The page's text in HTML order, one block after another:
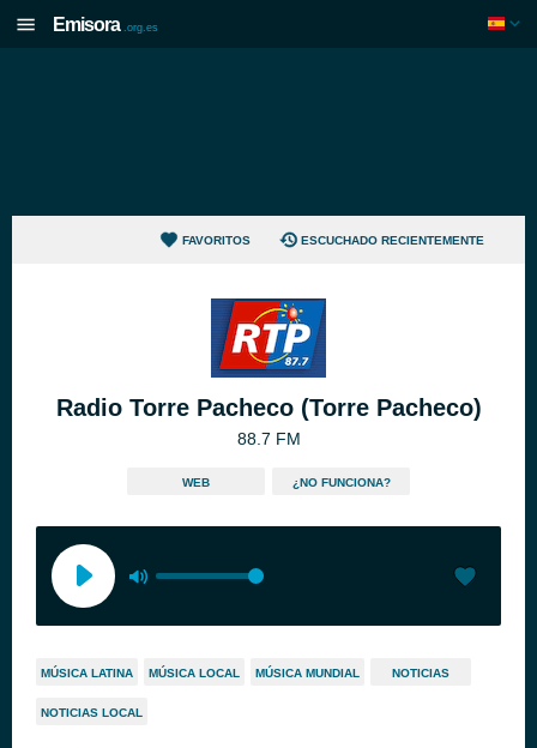
Emisora .org.es
FAVORITOS ESCUCHADO RECIENTEMENTE
Radio Torre Pacheco (Torre Pacheco)
88.7 FM
WEB ¿NO FUNCIONA?
MÚSICA LATINA MÚSICA LOCAL MÚSICA MUNDIAL NOTICIAS
NOTICIAS LOCAL